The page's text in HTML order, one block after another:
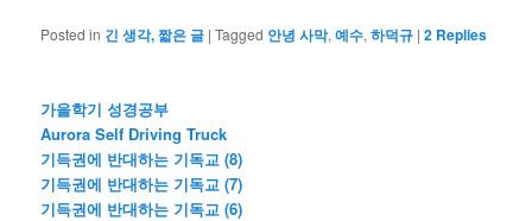
Posted in 긴 생각, 짧은 글 |Tagged 안녕 사막,예수,하덕규 |2 Replies
가을학기 성경공부
Aurora Self Driving Truck
기득권에 반대하는 기독교 (8)
기득권에 반대하는 기독교 (7)
기득권에 반대하는 기독교 (6)